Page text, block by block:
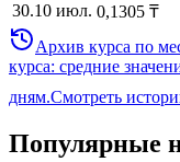
30.10 июл. 0,1305 ₸
Архив курса по
курса: средние
дням.Смотреть
Популярные